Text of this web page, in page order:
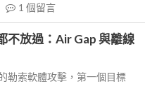
1 個留言
不放過：Air Gap 與離線
勒索軟體攻擊，第一個目標